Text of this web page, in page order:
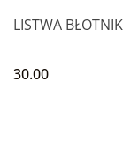
LISTWA
30.00